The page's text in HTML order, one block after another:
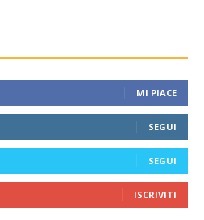
MI PIACE
SEGUI
SEGUI
ISCRIVITI